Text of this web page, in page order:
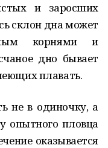
и заросших
склон дна может
корнями и
дно бывает
плавать.
не в одиночку, а
опытного пловца
оказывается